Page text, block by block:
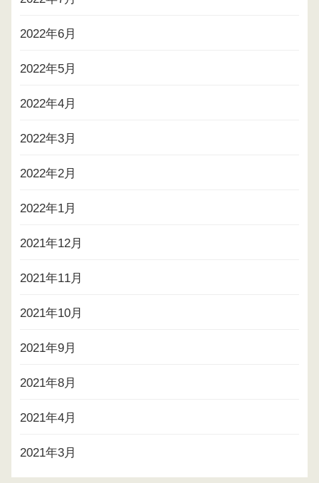
2022年6月
2022年5月
2022年4月
2022年3月
2022年2月
2022年1月
2021年12月
2021年11月
2021年10月
2021年9月
2021年8月
2021年4月
2021年3月